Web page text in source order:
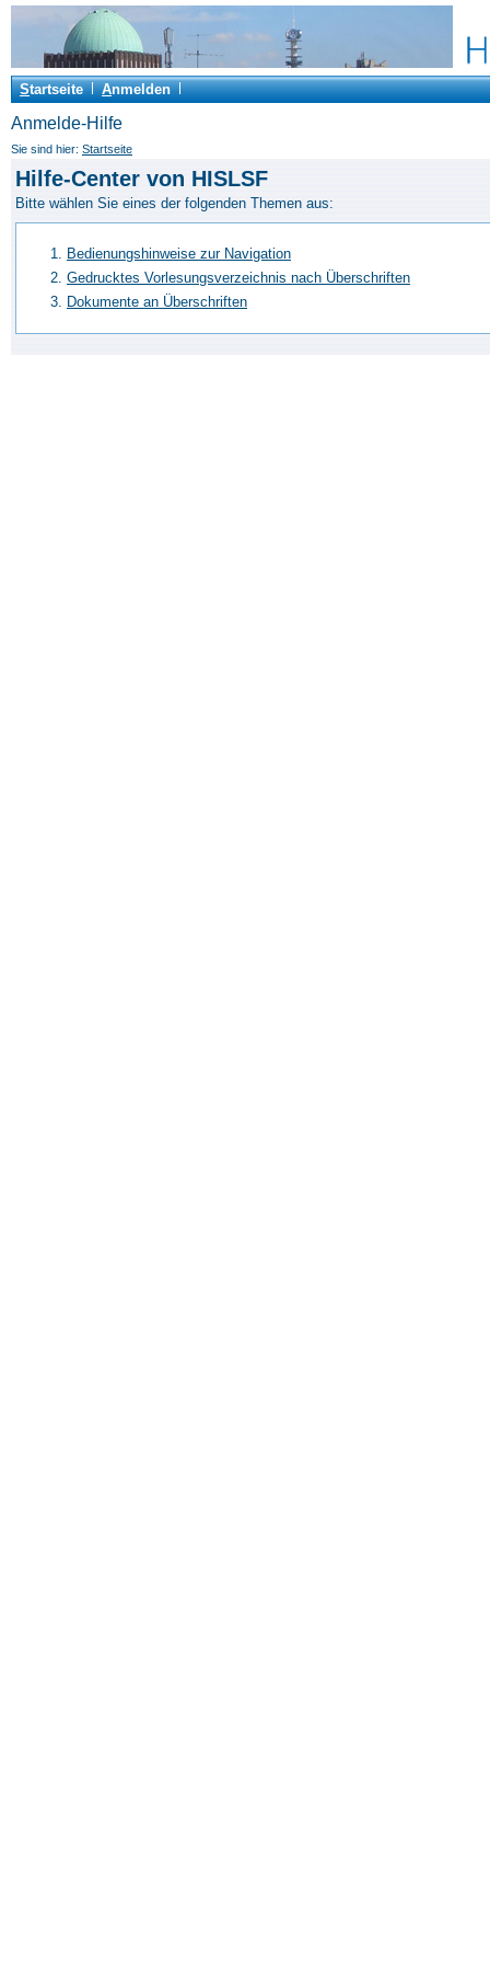
Startseite Anmelden
Anmelde-Hilfe
Sie sind hier: Startseite
Hilfe-Center von HISLSF
Bitte wählen Sie eines der folgenden Themen aus:
Bedienungshinweise zur Navigation
Gedrucktes Vorlesungsverzeichnis nach Überschriften
Dokumente an Überschriften